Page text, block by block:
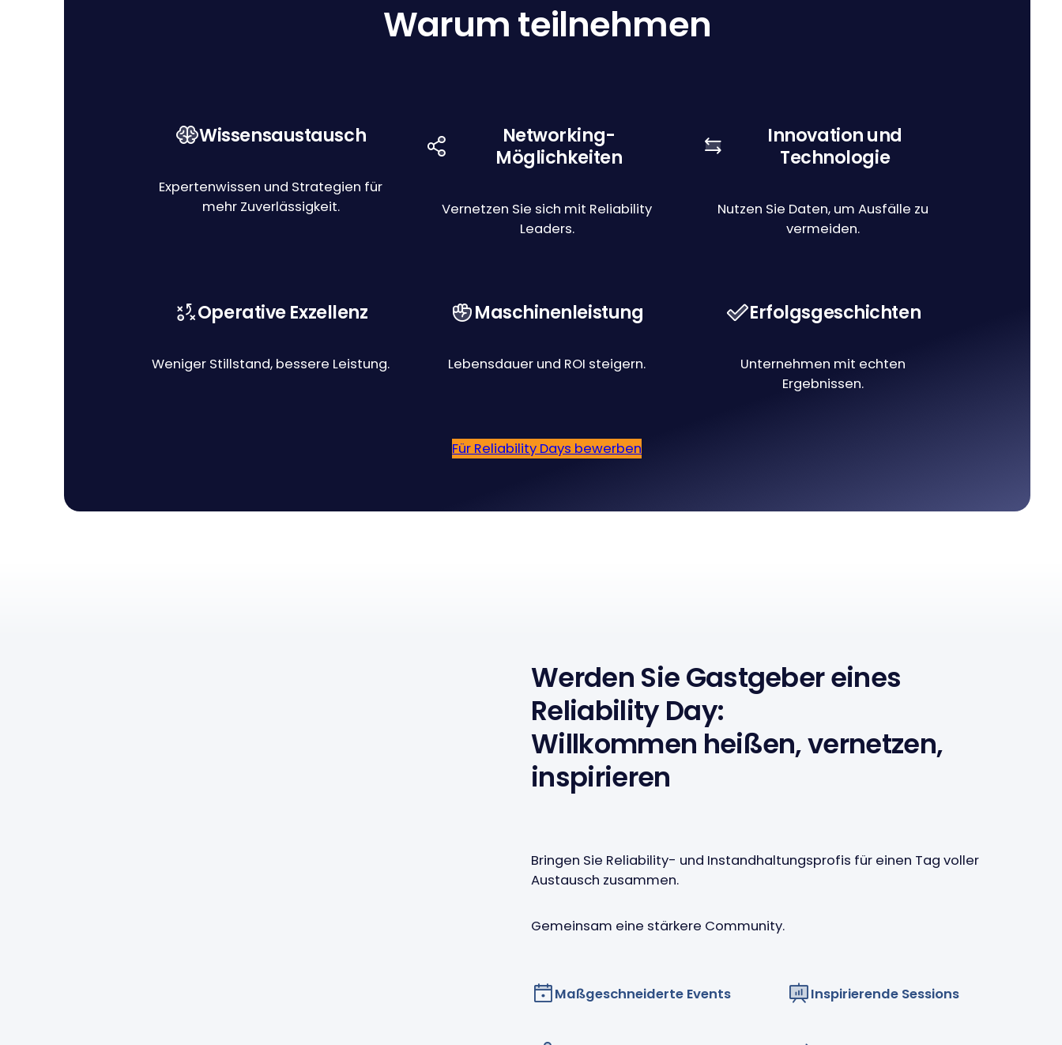
Warum teilnehmen
Wissensaustausch
Expertenwissen und Strategien für
mehr Zuverlässigkeit.
Networking-
Möglichkeiten
Vernetzen Sie sich mit Reliability
Leaders.
Innovation und
Technologie
Nutzen Sie Daten, um Ausfälle zu
vermeiden.
Operative Exzellenz
Weniger Stillstand, bessere Leistung.
Maschinenleistung
Lebensdauer und ROI steigern.
Erfolgsgeschichten
Unternehmen mit echten
Ergebnissen.
Für Reliability Days bewerben
Werden Sie Gastgeber eines
Reliability Day:
Willkommen heißen, vernetzen,
inspirieren
Bringen Sie Reliability- und Instandhaltungsprofis für einen Tag voller
Austausch zusammen.
Gemeinsam eine stärkere Community.
Maßgeschneiderte Events Inspirierende Sessions